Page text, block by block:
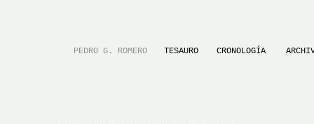
PEDRO G. ROMERO TESAURO CRONOLOGÍA